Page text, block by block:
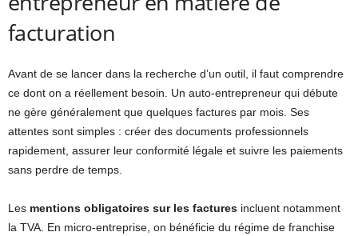
facturation
Avant de se lancer dans la recherche d’un outil, il faut comprendre
ce dont on a réellement besoin. Un auto-entrepreneur qui débute
ne gère généralement que quelques factures par mois. Ses
attentes sont simples : créer des documents professionnels
rapidement, assurer leur conformité légale et suivre les paiements
sans perdre de temps.
Les mentions obligatoires sur les factures incluent notamment
la TVA. En micro-entreprise, on bénéficie du régime de franchise